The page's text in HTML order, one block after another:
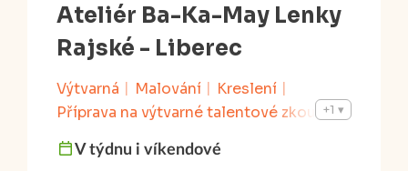
Ateliér Ba-Ka-May Lenky
Rajské - Liberec
Výtvarná Malování
Kreslení
Příprava na výtvarné talentové zkoušky
od 6 let do 99 let
+1
V týdnu i víkendové